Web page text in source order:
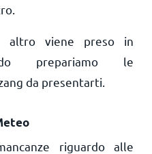
altro viene preso in
prepariamo le
da presentarti.
riguardo alle